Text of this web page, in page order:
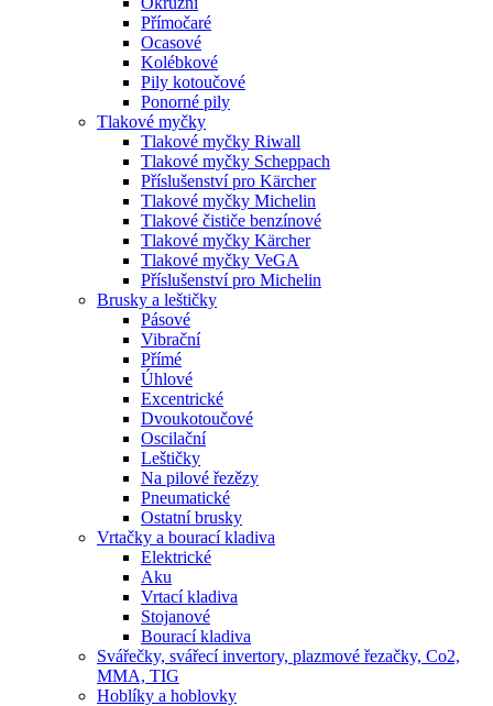
Přímočaré
Ocasové
Kolébkové
Pily kotoučové
Ponorné pily
Tlakové myčky
Tlakové myčky Riwall
Tlakové myčky Scheppach
Příslušenství pro Kärcher
Tlakové myčky Michelin
Tlakové čističe benzínové
Tlakové myčky Kärcher
Tlakové myčky VeGA
Příslušenství pro Michelin
Brusky a leštičky
Pásové
Vibrační
Přímé
Úhlové
Excentrické
Dvoukotoučové
Oscilační
Leštičky
Na pilové řezězy
Pneumatické
Ostatní brusky
Vrtačky a bourací kladiva
Elektrické
Aku
Vrtací kladiva
Stojanové
Bourací kladiva
Svářečky, svářecí invertory, plazmové řezačky, Co2,
MMA, TIG
Hoblíky a hoblovky